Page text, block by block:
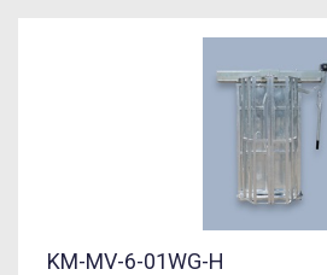
KM-MV-6-01WG-H